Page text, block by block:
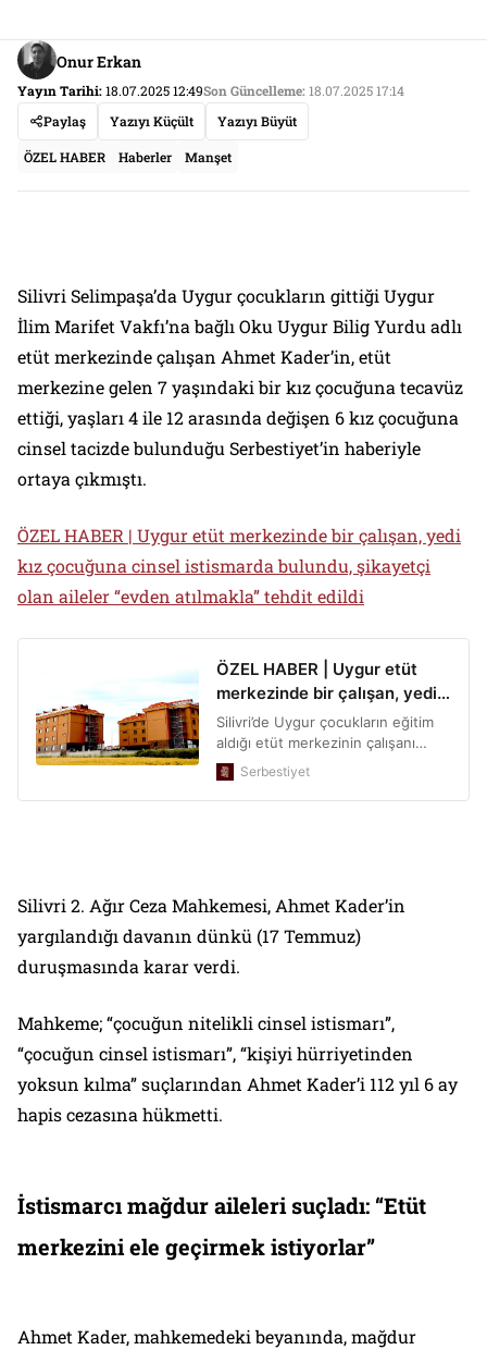
Onur Erkan
Yayın Tarihi:18.07.2025 12:49Son Güncelleme:18.07.2025 17:14
Paylaş
Yazıyı Küçült Yazıyı Büyüt
ÖZEL HABER Haberler Manşet
Silivri Selimpaşa’da Uygur çocukların gittiği Uygur
İlim Marifet Vakfı’na bağlı Oku Uygur Bilig Yurdu adlı
etüt merkezinde çalışan Ahmet Kader’in, etüt
merkezine gelen 7 yaşındaki bir kız çocuğuna tecavüz
ettiği, yaşları 4 ile 12 arasında değişen 6 kız çocuğuna
cinsel tacizde bulunduğu Serbestiyet’in haberiyle
ortaya çıkmıştı.
ÖZEL HABER | Uygur etüt merkezinde bir çalışan, yedi
kız çocuğuna cinsel istismarda bulundu, şikayetçi
olan aileler “evden atılmakla” tehdit edildi
Silivri 2. Ağır Ceza Mahkemesi, Ahmet Kader’in
yargılandığı davanın dünkü (17 Temmuz)
duruşmasında karar verdi.
Mahkeme; “çocuğun nitelikli cinsel istismarı”,
“çocuğun cinsel istismarı”, “kişiyi hürriyetinden
yoksun kılma” suçlarından Ahmet Kader’i 112 yıl 6 ay
hapis cezasına hükmetti.
İstismarcı mağdur aileleri suçladı: “Etüt
merkezini ele geçirmek istiyorlar”
Ahmet Kader, mahkemedeki beyanında, mağdur